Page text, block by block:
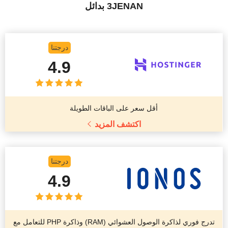
3JENAN بدائل
درجتنا
4.9
أقل سعر على الباقات الطويلة
اكتشف المزيد
درجتنا
4.9
تدرج فوري لذاكرة الوصول العشوائي (RAM) وذاكرة PHP للتعامل مع